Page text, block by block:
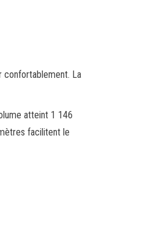
confortablement. La
atteint 1 146
facilitent le